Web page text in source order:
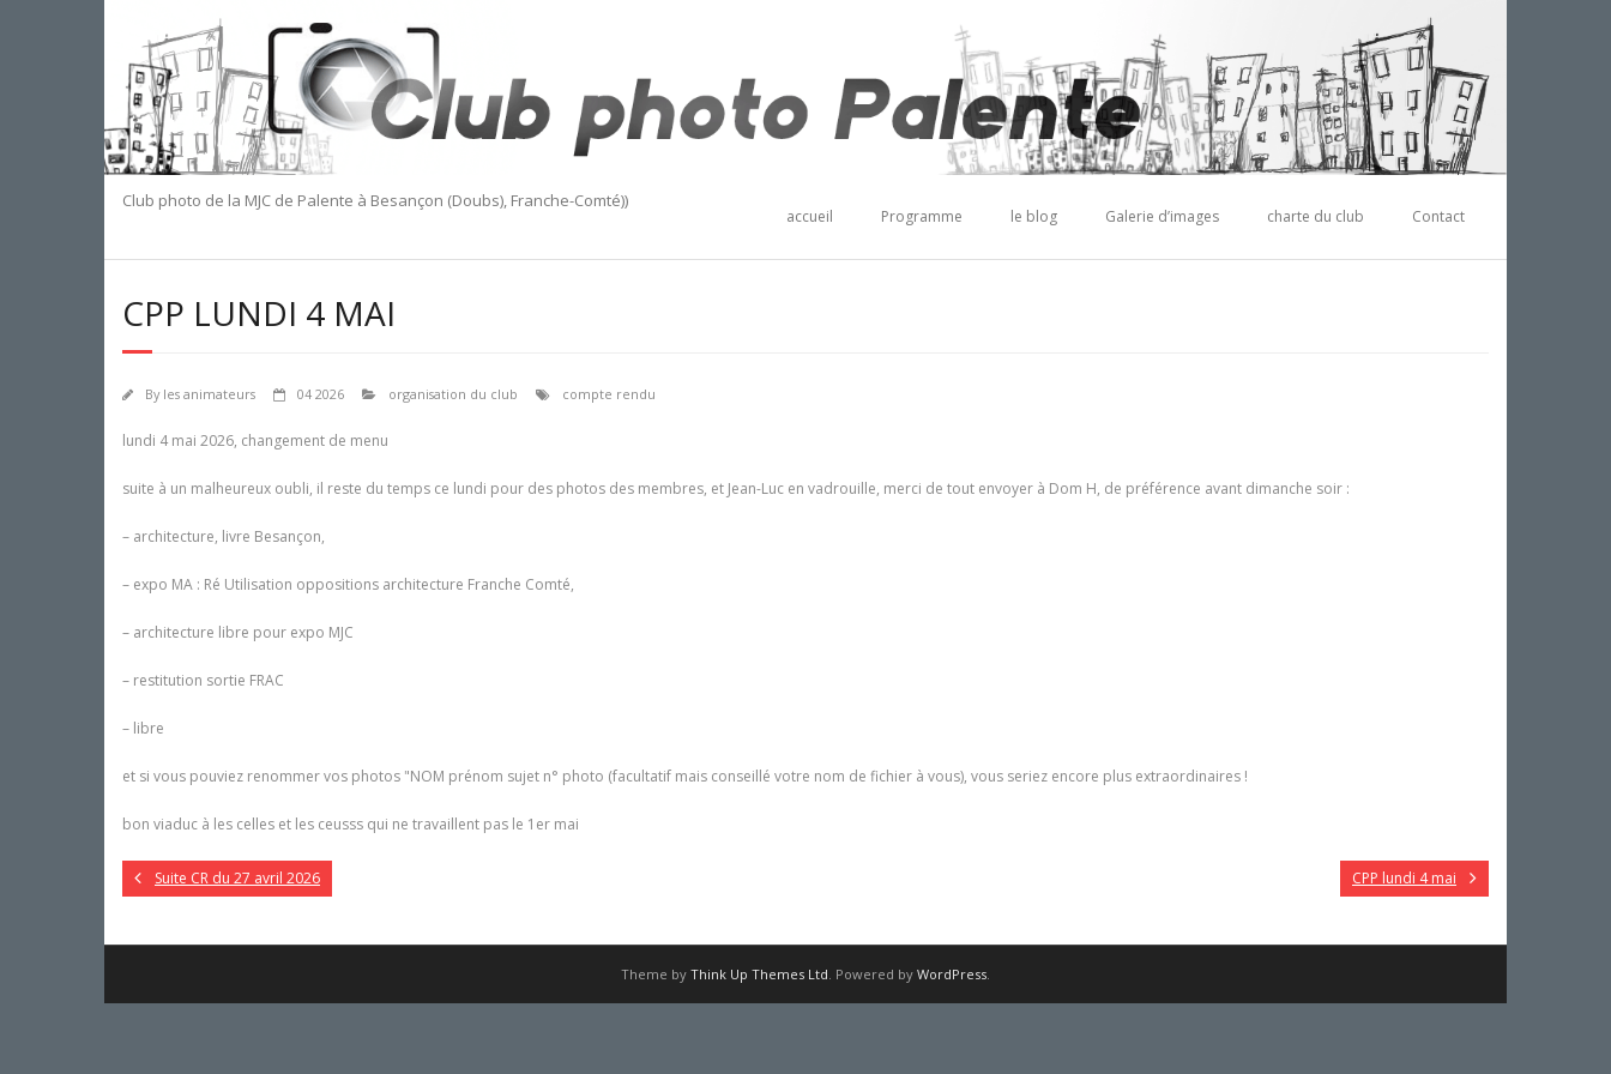
content
Club photo de la MJC de Palente à Besançon (Doubs), Franche-Comté))
accueil Programme le blog Galerie d’images charte du club Contact
CPP LUNDI 4 MAI
By les animateurs 04 2026 organisation du club compte rendu
lundi 4 mai 2026, changement de menu
suite à un malheureux oubli, il reste du temps ce lundi pour des photos des membres, et Jean-Luc en vadrouille, merci de tout envoyer à Dom H, de préférence avant dimanche soir :
– architecture, livre Besançon,
– expo MA : Ré Utilisation oppositions architecture Franche Comté,
– architecture libre pour expo MJC
– restitution sortie FRAC
– libre
et si vous pouviez renommer vos photos "NOM prénom sujet n° photo (facultatif mais conseillé votre nom de fichier à vous), vous seriez encore plus extraordinaires !
bon viaduc à les celles et les ceusss qui ne travaillent pas le 1er mai
Suite CR du 27 avril 2026 CPP lundi 4 mai
Theme by Think Up Themes Ltd. Powered by WordPress.